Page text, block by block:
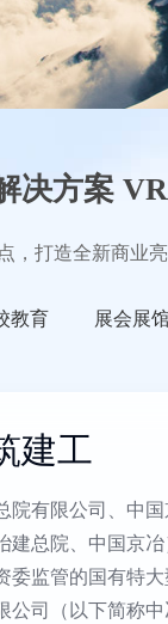
决方案
，打造全新商业亮
教育 展会展
建工
院有限公司、中
建总院、中国京
委监管的国有特
公司（以下简称